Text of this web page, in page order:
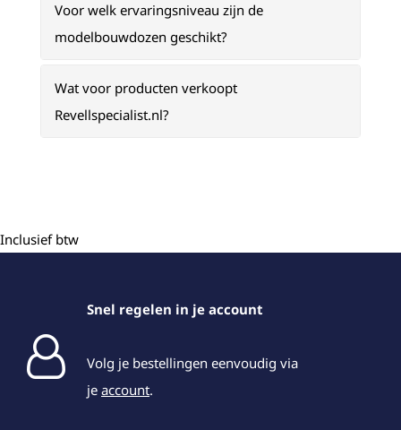
Voor welk ervaringsniveau zijn de
modelbouwdozen geschikt?
Wat voor producten verkoopt
Revellspecialist.nl?
Inclusief btw
Snel regelen in je account
Volg je bestellingen eenvoudig via
je account.